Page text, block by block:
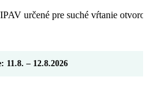
určené pre suché vŕtanie
11.8. – 12.8.2026